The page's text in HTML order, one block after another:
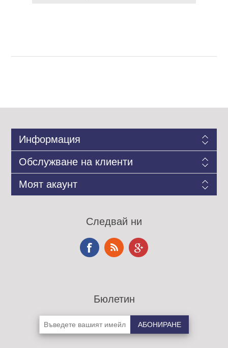
Информация
Обслужване на клиенти
Моят акаунт
Следвай ни
Бюлетин